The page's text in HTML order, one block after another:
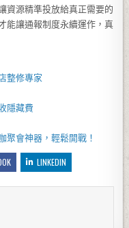
資源精準投放給真正需要的
能讓通報制度永續運作，真
整修專家
隱藏費
聚會神器，輕鬆開戰！
LINKEDIN